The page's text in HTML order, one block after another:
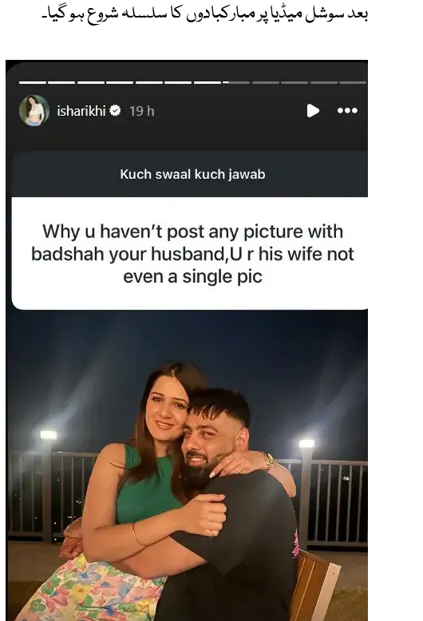
بعد سوشل میڈیا پر مبارکبادوں کا سلسلہ شروع ہو گیا۔